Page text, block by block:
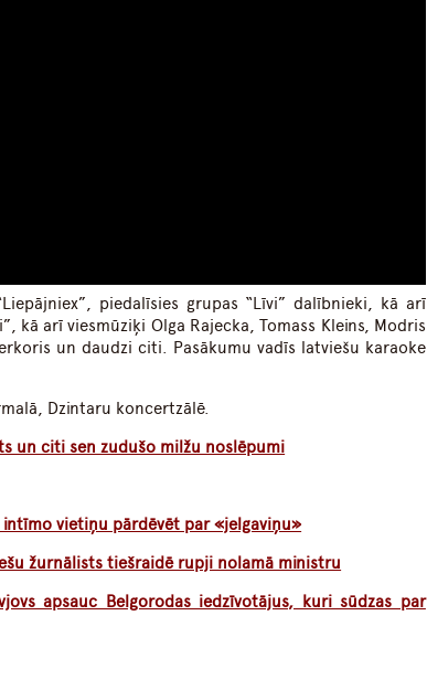
piedalīsies grupas “Līvi” dalībnieki, kā arī
kā arī viesmūziķi Olga Rajecka, Tomass Kleins, Modris
un daudzi citi. Pasākumu vadīs latviešu karaoke
Dzintaru koncertzālē.
un citi sen zudušo milžu noslēpumi
intīmo vietiņu pārdēvēt par «jelgaviņu»
žurnālists tiešraidē rupji nolamā ministru
apsauc Belgorodas iedzīvotājus, kuri sūdzas par